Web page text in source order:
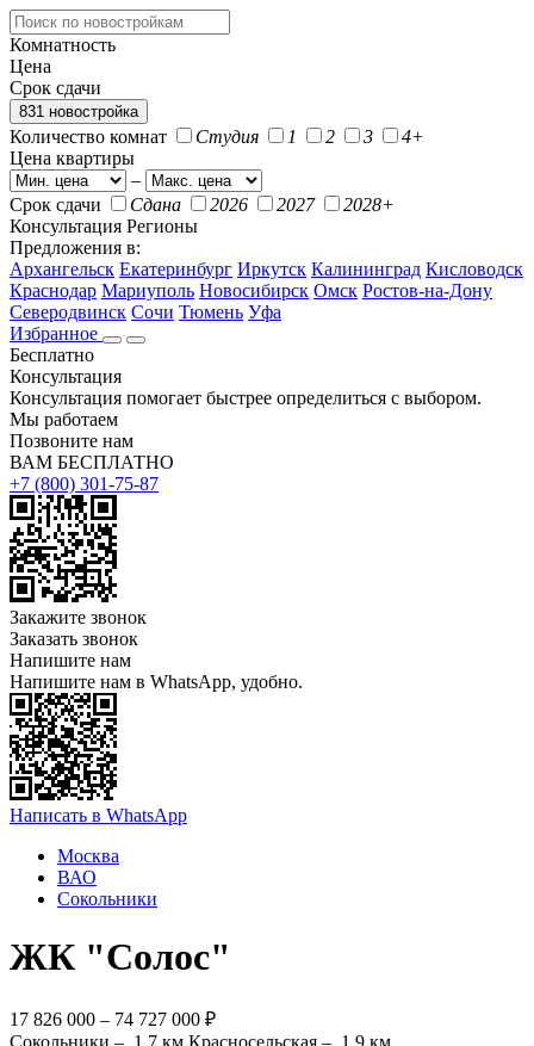
Комнатность
Цена
Срок сдачи
831 новостройка
Количество комнат Студия 1 2 3
4+
Цена квартиры
–
Срок сдачи
Сдана 2026 2027
2028+
Консультация Регионы
Предложения в:
Архангельск Екатеринбург Иркутск Калининград Кисловодск
Краснодар Мариуполь Новосибирск Омск Ростов-на-Дону
Северодвинск Сочи Тюмень Уфа
Избранное
Бесплатно
Консультация
Консультация помогает быстрее определиться с выбором.
Мы работаем
Позвоните нам
ВАМ БЕСПЛАТНО
+7 (800) 301-75-87
Закажите звонок
Заказать звонок
Напишите нам
Напишите нам в WhatsApp, удобно.
Написать в WhatsApp
Москва
ВАО
Сокольники
ЖК "Солос"
17 826 000 – 74 727 000 ₽
Сокольники – 1.7 км Красносельская – 1.9 км